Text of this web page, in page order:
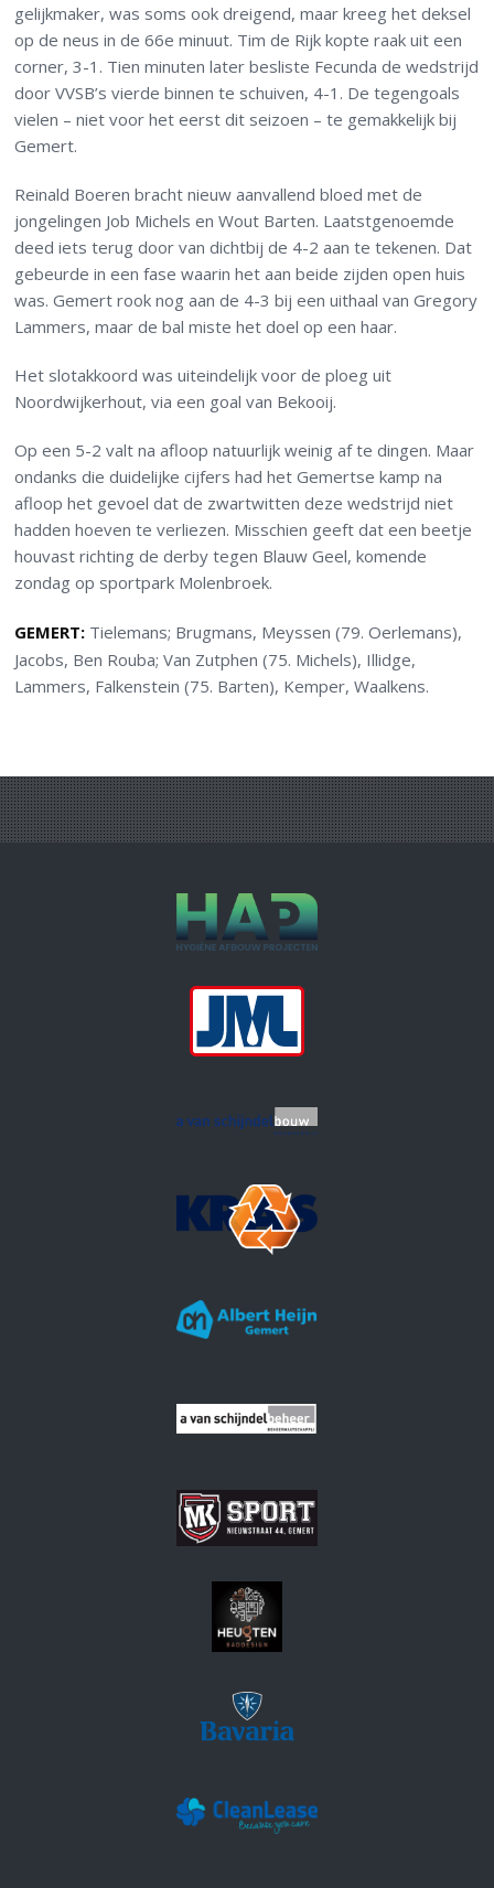
gelijkmaker, was soms ook dreigend, maar kreeg het deksel
op de neus in de 66e minuut. Tim de Rijk kopte raak uit een
corner, 3-1. Tien minuten later besliste Fecunda de wedstrijd
door VVSB’s vierde binnen te schuiven, 4-1. De tegengoals
vielen – niet voor het eerst dit seizoen – te gemakkelijk bij
Gemert.
Reinald Boeren bracht nieuw aanvallend bloed met de
jongelingen Job Michels en Wout Barten. Laatstgenoemde
deed iets terug door van dichtbij de 4-2 aan te tekenen. Dat
gebeurde in een fase waarin het aan beide zijden open huis
was. Gemert rook nog aan de 4-3 bij een uithaal van Gregory
Lammers, maar de bal miste het doel op een haar.
Het slotakkoord was uiteindelijk voor de ploeg uit
Noordwijkerhout, via een goal van Bekooij.
Op een 5-2 valt na afloop natuurlijk weinig af te dingen. Maar
ondanks die duidelijke cijfers had het Gemertse kamp na
afloop het gevoel dat de zwartwitten deze wedstrijd niet
hadden hoeven te verliezen. Misschien geeft dat een beetje
houvast richting de derby tegen Blauw Geel, komende
zondag op sportpark Molenbroek.
GEMERT: Tielemans; Brugmans, Meyssen (79. Oerlemans),
Jacobs, Ben Rouba; Van Zutphen (75. Michels), Illidge,
Lammers, Falkenstein (75. Barten), Kemper, Waalkens.